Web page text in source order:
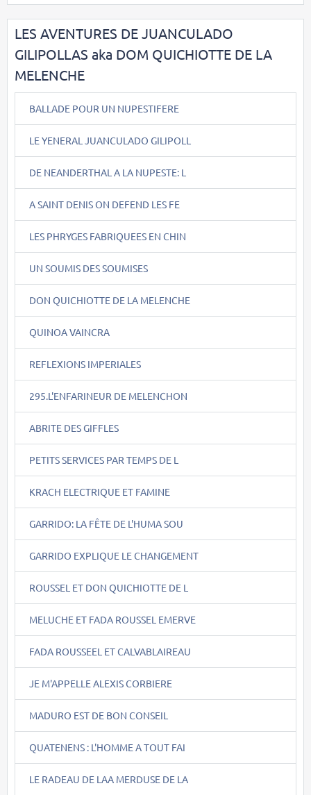
LES AVENTURES DE JUANCULADO
GILIPOLLAS aka DOM QUICHIOTTE DE LA
MELENCHE
BALLADE POUR UN NUPESTIFERE
LE YENERAL JUANCULADO GILIPOLL
DE NEANDERTHAL A LA NUPESTE: L
A SAINT DENIS ON DEFEND LES FE
LES PHRYGES FABRIQUEES EN CHIN
UN SOUMIS DES SOUMISES
DON QUICHIOTTE DE LA MELENCHE
QUINOA VAINCRA
REFLEXIONS IMPERIALES
295.L'ENFARINEUR DE MELENCHON
ABRITE DES GIFFLES
PETITS SERVICES PAR TEMPS DE L
KRACH ELECTRIQUE ET FAMINE
GARRIDO: LA FÊTE DE L'HUMA SOU
GARRIDO EXPLIQUE LE CHANGEMENT
ROUSSEL ET DON QUICHIOTTE DE L
MELUCHE ET FADA ROUSSEL EMERVE
FADA ROUSSEEL ET CALVABLAIREAU
JE M'APPELLE ALEXIS CORBIERE
MADURO EST DE BON CONSEIL
QUATENENS : L'HOMME A TOUT FAI
LE RADEAU DE LAA MERDUSE DE LA